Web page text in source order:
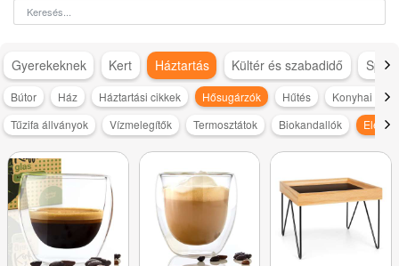
Gyerekeknek Kert Háztartás Kültér és szabadidő
Bútor Ház Háztartási cikkek Hősugárzók Hűtés
Konyhai
Tűzifa állványok
Vízmelegítők Termosztátok Biokandallók